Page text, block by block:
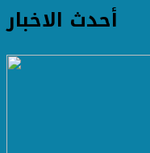
أحدث الاخبار